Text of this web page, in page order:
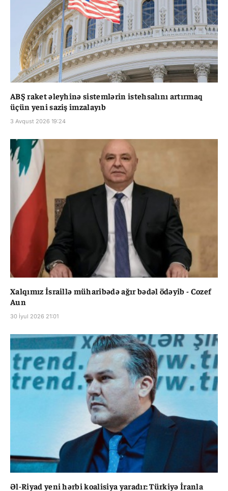
ABŞ raket əleyhinə sistemlərin istehsalını artırmaq
üçün yeni saziş imzalayıb
3 Avqust 2026 19:24
Xalqımız İsraillə müharibədə ağır bədəl ödəyib - Cozef
Aun
30 İyul 2026 21:01
Əl-Riyad yeni hərbi koalisiya yaradır: Türkiyə İranla